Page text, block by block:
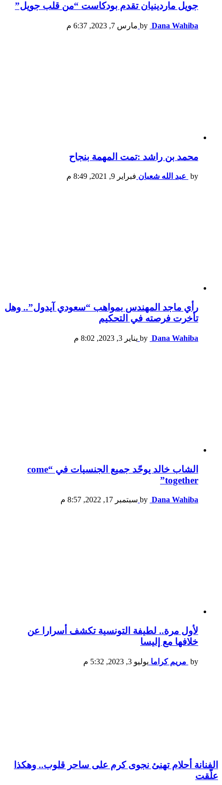
جويل ماردينيان تقدم بودكاست “من قلب جويل”
by Dana Wahiba مارس 7, 2023, 6:37 م
محمد بن راشد :تمت المهمة بنجاح
by عبد الله شعبان فبراير 9, 2021, 8:49 م
رأي ماجد المهندس بمواهب “سعودي آيدول”.. وهل
تأخرت فرصته في التحكيم
by Dana Wahiba يناير 3, 2023, 8:02 م
الشاب خالد يوحّد جميع الجنسيات في “come
together”
by Dana Wahiba سبتمبر 17, 2022, 8:57 م
لأول مرة.. لطيفة التونسية تكشف أسرارا عن
خلافها مع إليسا
by مريم كراما يوليو 3, 2023, 5:32 م
الفنانة أحلام تهنئ نجوى كرم على ساحر قلوب.. وهكذا
علّقت